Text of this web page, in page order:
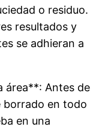
o residuo.
resultados y
se adhieran a
área**: Antes de
borrado en todo
en una